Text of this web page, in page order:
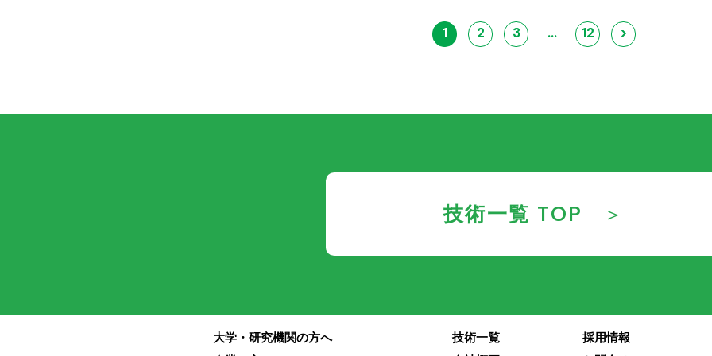
1 2 3 … 12 >
技術一覧 TOP
大学・研究機関の方へ
技術一覧
採用情報